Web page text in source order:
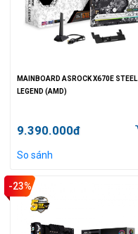
MAINBOARD ASROCK X670E STEEL
LEGEND (AMD)
9.390.000đ
So sánh
-23%